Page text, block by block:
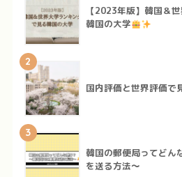
【2023年版】韓国＆
韓国の大学
2
国内評価と世界評価で
3
韓国の郵便局ってどん
を送る方法～